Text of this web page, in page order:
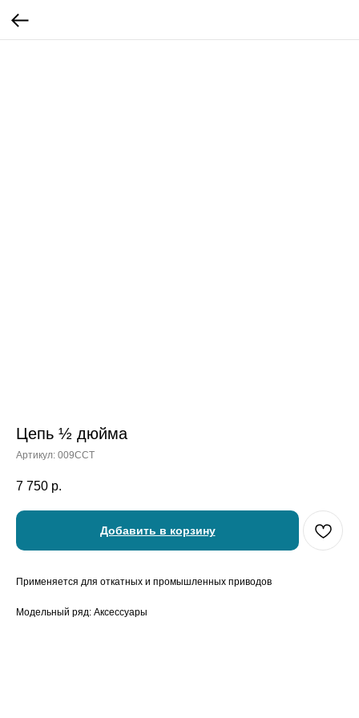
Цепь ½ дюйма
Артикул: 009CCT
7 750 р.
Добавить в корзину
Применяется для откатных и промышленных приводов
Модельный ряд: Аксессуары